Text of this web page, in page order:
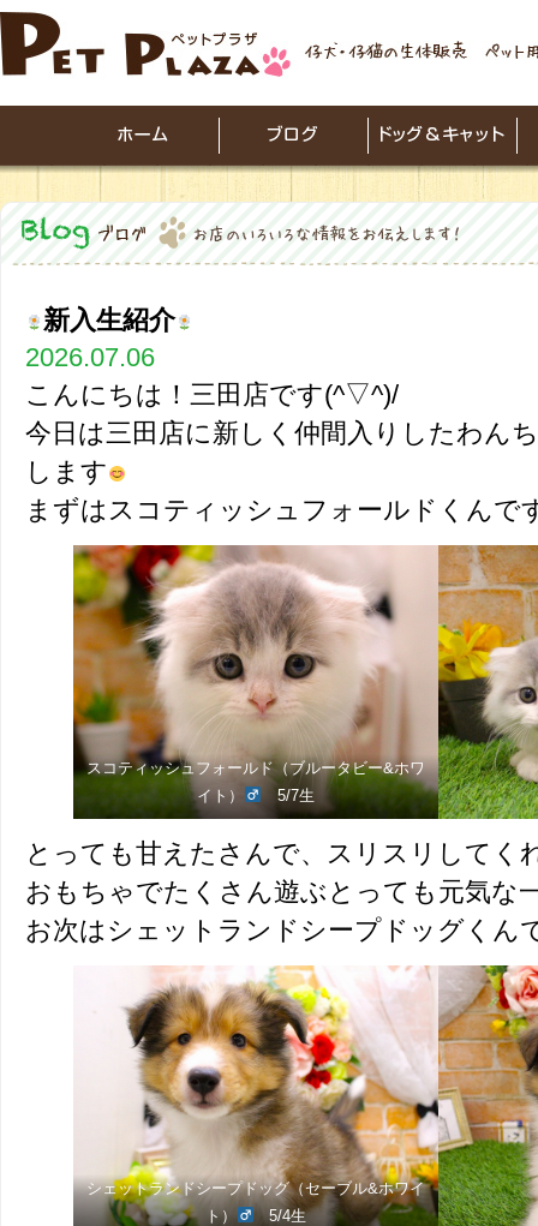
新入生紹介
2026.07.06
こんにちは！三田店です(^▽^)/
今日は三田店に新しく仲間入りしたわん
します
まずはスコティッシュフォールドくんで
スコティッシュフォールド（ブルータビー&ホワ
イト）
5/7生
とっても甘えたさんで、スリスリしてく
おもちゃでたくさん遊ぶとっても元気な
お次はシェットランドシープドッグくん
シェットランドシープドッグ（セーブル&ホワイ
ト）
5/4生